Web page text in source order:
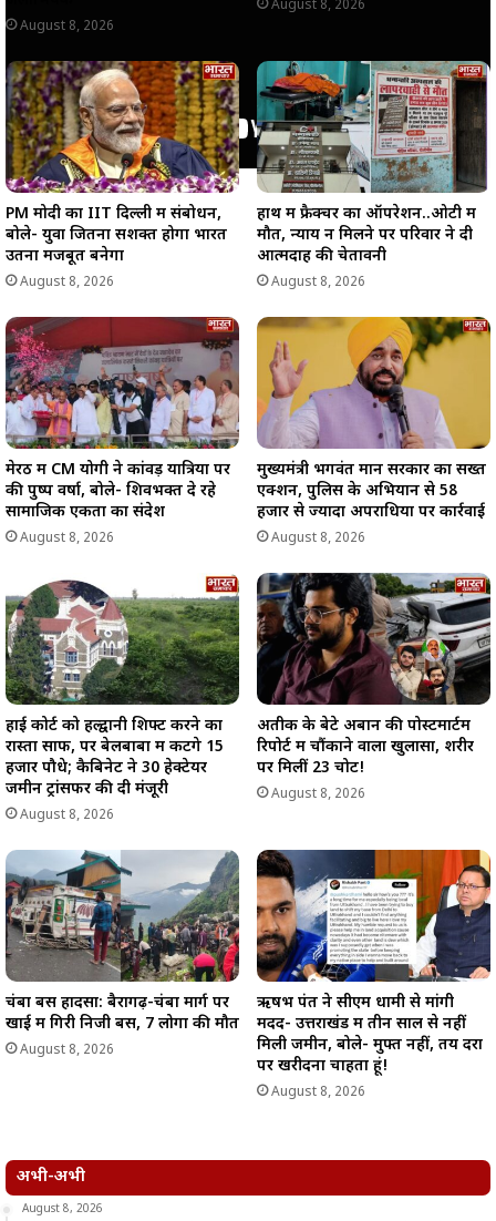
August 8, 2026
August 8, 2026
PM मोदी का IIT दिल्ली में संबोधन,
बोले- युवा जितना सशक्त होगा भारत
उतना मजबूत बनेगा
August 8, 2026
हाथ में फ्रैक्चर का ऑपरेशन..ओटी में
मौत, न्याय न मिलने पर परिवार ने दी
आत्मदाह की चेतावनी
August 8, 2026
मेरठ में CM योगी ने कांवड़ यात्रियों पर
की पुष्प वर्षा, बोले- शिवभक्त दे रहे
सामाजिक एकता का संदेश
August 8, 2026
मुख्यमंत्री भगवंत मान सरकार का सख्त
एक्शन, पुलिस के अभियान से 58
हजार से ज्यादा अपराधियों पर कार्रवाई
August 8, 2026
हाई कोर्ट को हल्द्वानी शिफ्ट करने का
रास्ता साफ, पर बेलबाबा में कटेंगे 15
हजार पौधे; कैबिनेट ने 30 हेक्टेयर
जमीन ट्रांसफर की दी मंजूरी
August 8, 2026
अतीक के बेटे अबान की पोस्टमार्टम
रिपोर्ट में चौंकाने वाला खुलासा, शरीर
पर मिलीं 23 चोटें!
August 8, 2026
चंबा बस हादसा: बैरागढ़-चंबा मार्ग पर
खाई में गिरी निजी बस, 7 लोगों की मौत
August 8, 2026
ऋषभ पंत ने सीएम धामी से मांगी
मदद- उत्तराखंड में तीन साल से नहीं
मिली जमीन, बोले- मुफ्त नहीं, तय दरों
पर खरीदना चाहता हूं!
August 8, 2026
अभी-अभी
August 8, 2026